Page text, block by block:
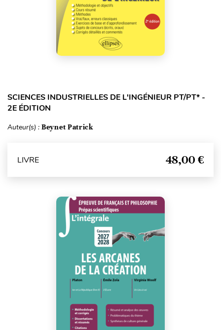
SCIENCES INDUSTRIELLES DE L'INGÉNIEUR PT/PT* -
2E ÉDITION
Auteur(s) : Beynet Patrick
LIVRE 48,00 €